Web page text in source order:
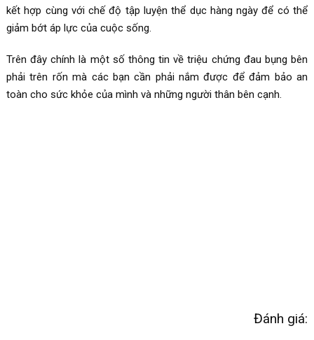
kết hợp cùng với chế độ tập luyện thể dục hàng ngày để có thể
giảm bớt áp lực của cuộc sống.
Trên đây chính là một số thông tin về triệu chứng đau bụng bên
phải trên rốn mà các bạn cần phải nắm được để đảm bảo an
toàn cho sức khỏe của mình và những người thân bên cạnh.
Đánh giá: